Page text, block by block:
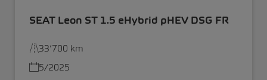
SEAT Leon ST 1.5 eHybrid pHEV DSG FR
33’700 km
5/2025